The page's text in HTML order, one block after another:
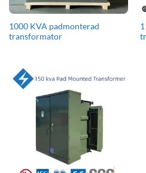
1000 KVA padmonterad
transformator